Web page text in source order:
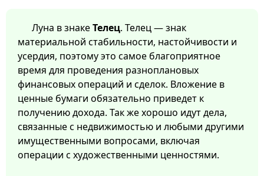
Луна в знакеТелец. Телец — знак
материальной стабильности, настойчивости и
усердия, поэтому это самое благоприятное
время для проведения разноплановых
финансовых операций и сделок. Вложение в
ценные бумаги обязательно приведет к
получению дохода. Так же хорошо идут дела,
связанные с недвижимостью и любыми другими
имущественными вопросами, включая
операции с художественными ценностями.